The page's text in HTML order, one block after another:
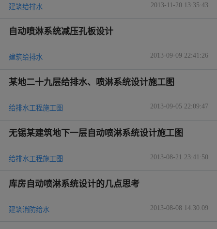
建筑给排水 2013-11-20 13:35:43
自动喷淋系统减压孔板设计
建筑给排水 2013-09-09 22:41:26
某地二十九层给排水、喷淋系统设计施工图
给排水工程施工图 2013-09-05 22:09:47
无锡某建筑地下一层自动喷淋系统设计施工图
给排水工程施工图 2013-08-21 23:41:50
库房自动喷淋系统设计的几点思考
建筑消防给水 2013-08-08 14:30:09